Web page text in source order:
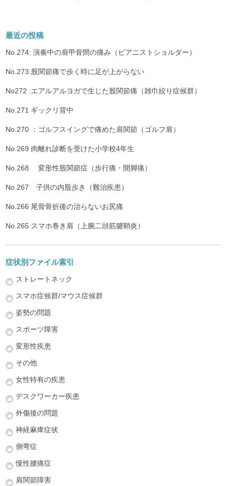
最近の投稿
No.274: 演奏中の肩甲骨間の痛み（ピアニストショルダー）
No.273:股関節痛で歩く時に足が上がらない
No272 :エアルアルヨガで生じた股関節痛（雑巾絞り症候群）
No.271 ギックリ背中
No.270 ：ゴルフスイングで痛めた肩関節（ゴルフ肩）
No.269 肉離れ診断を受けた小学校4年生
No.268 変形性股関節症（歩行痛・開脚痛）
No.267 子供の内股歩き（難治疾患）
No.266 尾骨骨折後の治らないお尻痛
No.265 スマホ巻き肩（上腕二頭筋腱鞘炎）
症状別ファイル索引
ストレートネック
スマホ症候群/マウス症候群
姿勢の問題
スポーツ障害
変形性疾患
その他
女性特有の疾患
デスクワーカー疾患
外傷後の問題
神経麻痺症状
側弯症
慢性腰痛症
肩関節障害